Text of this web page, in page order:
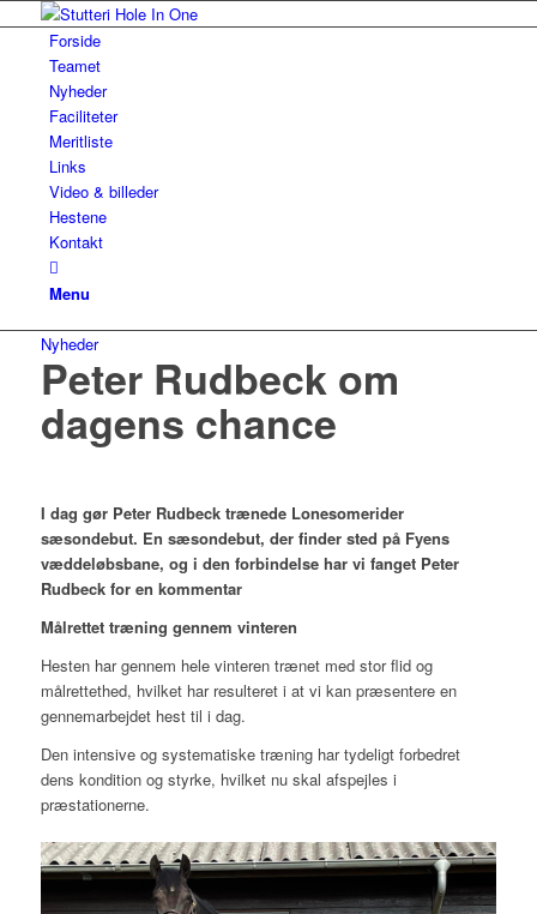
Forside
Teamet
Nyheder
Faciliteter
Meritliste
Links
Video & billeder
Hestene
Kontakt
Menu
Nyheder
Peter Rudbeck om
dagens chance
I dag gør Peter Rudbeck trænede Lonesomerider
sæsondebut. En sæsondebut, der finder sted på Fyens
væddeløbsbane, og i den forbindelse har vi fanget Peter
Rudbeck for en kommentar
Målrettet træning gennem vinteren
Hesten har gennem hele vinteren trænet med stor flid og
målrettethed, hvilket har resulteret i at vi kan præsentere en
gennemarbejdet hest til i dag.
Den intensive og systematiske træning har tydeligt forbedret
dens kondition og styrke, hvilket nu skal afspejles i
præstationerne.